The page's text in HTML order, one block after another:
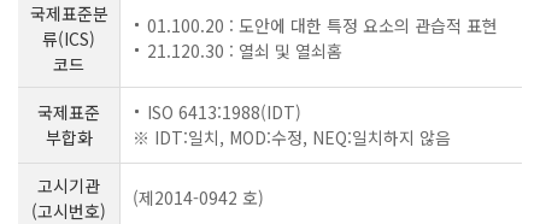
국제표준분
류(ICS)
코드
01.100.20 : 도안에 대한 특정 요소의 관습적 표현
21.120.30 : 열쇠 및 열쇠홈
국제표준
부합화
ISO 6413:1988(IDT)
※ IDT:일치, MOD:수정, NEQ:일치하지 않음
고시기관
(고시번호)
(제2014-0942 호)